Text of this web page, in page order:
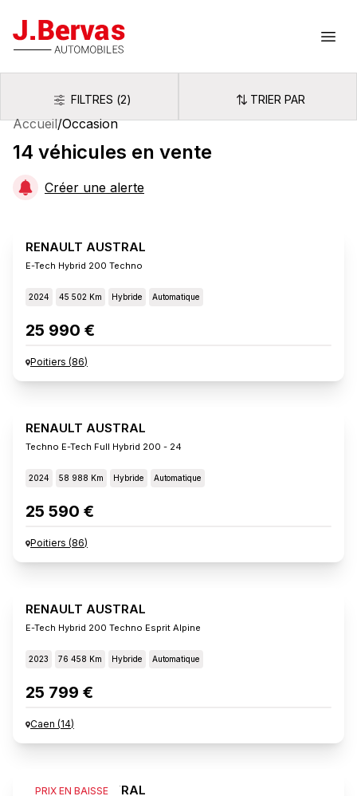
J.Bervas
FiltresFILTRES (2) Trier par
TRIER PAR
Accueil/Occasion
14 véhicules en vente
Créer une alerte
RENAULT AUSTRAL
E-Tech Hybrid 200 Techno
2024 45 502 Km Hybride Automatique
25 990 €
Poitiers (86)
RENAULT AUSTRAL
Techno E-Tech Full Hybrid 200 - 24
2024 58 988 Km Hybride Automatique
25 590 €
Poitiers (86)
RENAULT AUSTRAL
E-Tech Hybrid 200 Techno Esprit Alpine
2023 76 458 Km Hybride Automatique
25 799 €
Caen (14)
PRIX EN BAISSE
RENAULT AUSTRAL